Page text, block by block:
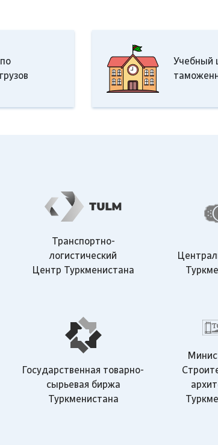
Учебный
Транспортно-
логистический
Центр Туркменистана
Государственная товарно-
сырьевая биржа
Туркменистана